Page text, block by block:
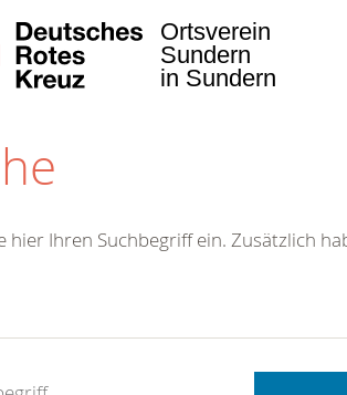
Ortsverein
Sundern
in Sundern
hier Ihren Suchbegriff ein. Zusätzlich